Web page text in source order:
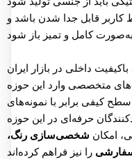
قابل جدا شدن باشد و
داخلی در بازار ایران
متخصصی وارد این حوزه
کیفی برابر با نمونه‌های
حرفه‌ای در این حوزه
امکان شخصی‌سازی رنگ،